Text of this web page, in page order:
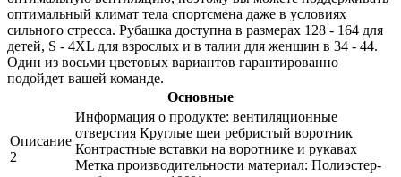
оптимальный климат тела спортсмена даже в условиях
сильного стресса. Рубашка доступна в размерах 128 - 164 для
детей, S - 4XL для взрослых и в талии для женщин в 34 - 44.
Один из восьми цветовых вариантов гарантированно
подойдет вашей команде.
Основные
Описание
2
Информация о продукте: вентиляционные
отверстия Круглые шеи ребристый воротник
Контрастные вставки на воротнике и рукавах
Метка производительности материал: Полиэстер-